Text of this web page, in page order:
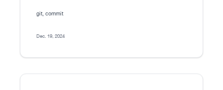
git, commit
Dec. 19, 2024